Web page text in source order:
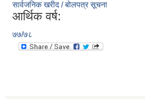
सार्वजनिक खरीद / बोलपत्र सूचना
आर्थिक वर्ष:
७७/७८